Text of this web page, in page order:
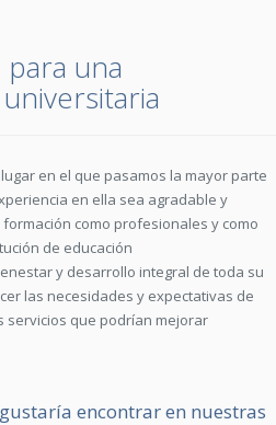
una
en el que pasamos la mayor parte
en ella sea agradable y
como profesionales y como
de educación
y desarrollo integral de toda su
las necesidades y expectativas de
que podrían mejorar
encontrar en nuestras